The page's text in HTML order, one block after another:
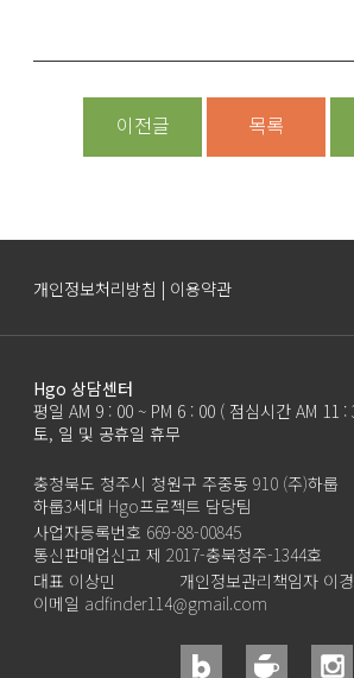
이전글 목록
개인정보처리방침 | 이용약관
Hgo 상담센터
평일 AM 9 : 00 ~ PM 6 : 00 ( 점심시간 AM 11 :
토, 일 및 공휴일 휴무
충청북도 청주시 청원구 주중동 910 (주)하룹
하룹3세대 Hgo프로젝트 담당팀
사업자등록번호 669-88-00845
통신판매업신고 제 2017-충북청주-1344호
대표 이상민
개인정보관리책임자 이
이메일 adfinder114@gmail.com